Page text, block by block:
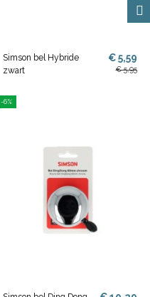
Simson bel Hybride
zwart
€ 5,59
€ 5,95
-6%